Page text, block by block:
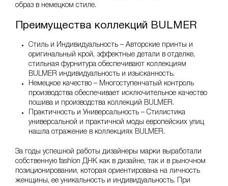
образ в немецком стиле.
Преимущества коллекций BULMER
Стиль и Индивидуальность – Авторские принты и
оригинальный крой, эффектные детали в отделке,
стильная фурнитура обеспечивают коллекциям
BULMER индивидуальность и изысканность.
Немецкое качество – Многоступенчатый контроль
производства обеспечивает исключительное качество
пошива и производства коллекций BULMER.
Практичность и Универсальность – Стилистика
универсальной и практичной моды европейских улиц
нашла отражение в коллекциях BULMER.
За годы успешной работы дизайнеры марки выработали
собственную fashion ДНК как в дизайне, так и в рыночном
позиционировании, которая ориентирована на личность
женщины, ее уникальность и индивидуальность. При